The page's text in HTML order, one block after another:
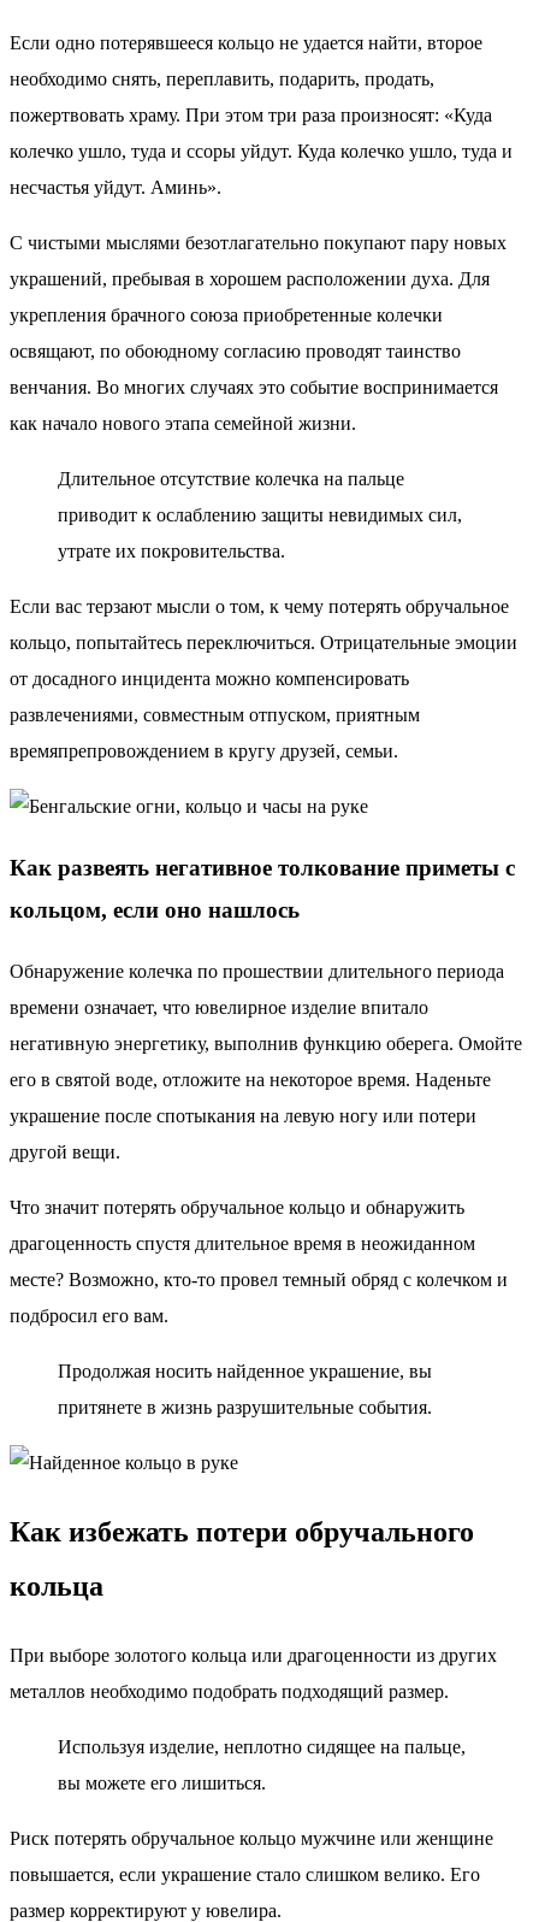
Если одно потерявшееся кольцо не удается найти, второе
необходимо снять, переплавить, подарить, продать,
пожертвовать храму. При этом три раза произносят: «Куда
колечко ушло, туда и ссоры уйдут. Куда колечко ушло, туда и
несчастья уйдут. Аминь».
С чистыми мыслями безотлагательно покупают пару новых
украшений, пребывая в хорошем расположении духа. Для
укрепления брачного союза приобретенные колечки
освящают, по обоюдному согласию проводят таинство
венчания. Во многих случаях это событие воспринимается
как начало нового этапа семейной жизни.
Длительное отсутствие колечка на пальце
приводит к ослаблению защиты невидимых сил,
утрате их покровительства.
Если вас терзают мысли о том, к чему потерять обручальное
кольцо, попытайтесь переключиться. Отрицательные эмоции
от досадного инцидента можно компенсировать
развлечениями, совместным отпуском, приятным
времяпрепровождением в кругу друзей, семьи.
Как развеять негативное толкование приметы с
кольцом, если оно нашлось
Обнаружение колечка по прошествии длительного периода
времени означает, что ювелирное изделие впитало
негативную энергетику, выполнив функцию оберега. Омойте
его в святой воде, отложите на некоторое время. Наденьте
украшение после спотыкания на левую ногу или потери
другой вещи.
Что значит потерять обручальное кольцо и обнаружить
драгоценность спустя длительное время в неожиданном
месте? Возможно, кто-то провел темный обряд с колечком и
подбросил его вам.
Продолжая носить найденное украшение, вы
притянете в жизнь разрушительные события.
Как избежать потери обручального
кольца
При выборе золотого кольца или драгоценности из других
металлов необходимо подобрать подходящий размер.
Используя изделие, неплотно сидящее на пальце,
вы можете его лишиться.
Риск потерять обручальное кольцо мужчине или женщине
повышается, если украшение стало слишком велико. Его
размер корректируют у ювелира.